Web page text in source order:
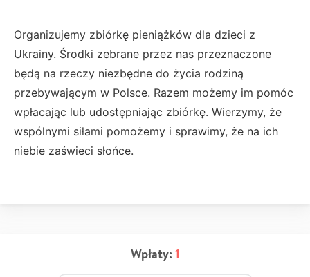
Organizujemy zbiórkę pieniążków dla dzieci z
Ukrainy. Środki zebrane przez nas przeznaczone
będą na rzeczy niezbędne do życia rodziną
przebywającym w Polsce. Razem możemy im pomóc
wpłacając lub udostępniając zbiórkę. Wierzymy, że
wspólnymi siłami pomożemy i sprawimy, że na ich
niebie zaświeci słońce.
Wpłaty: 1